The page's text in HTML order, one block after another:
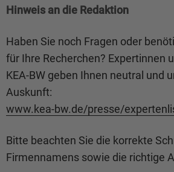
Hinweis an die Redaktion
Haben Sie noch Fragen oder
für Ihre Recherchen? Expertinnen
KEA-BW geben Ihnen neutral und
Auskunft:
www.kea-bw.de/presse/
Bitte beachten Sie die korrekte
Firmennamens sowie die richtige